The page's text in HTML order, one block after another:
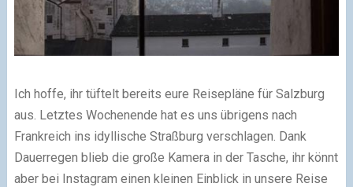
Ich hoffe, ihr tüftelt bereits eure Reisepläne für Salzburg
aus. Letztes Wochenende hat es uns übrigens nach
Frankreich ins idyllische Straßburg verschlagen. Dank
Dauerregen blieb die große Kamera in der Tasche, ihr könnt
aber bei Instagram einen kleinen Einblick in unsere Reise